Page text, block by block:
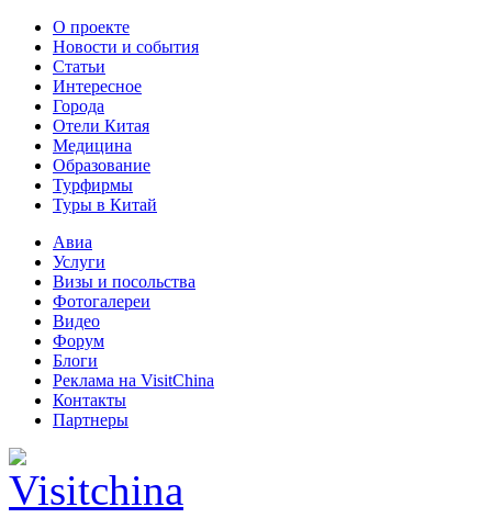
О проекте
Новости и события
Статьи
Интересное
Города
Отели Китая
Медицина
Образование
Турфирмы
Туры в Китай
Авиа
Услуги
Визы и посольства
Фотогалереи
Видео
Форум
Блоги
Реклама на VisitChina
Контакты
Партнеры